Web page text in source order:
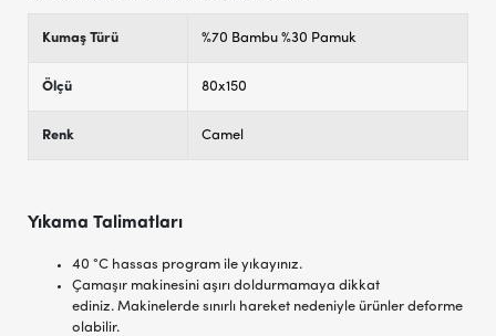
Kumaş Türü %70 Bambu %30 Pamuk
Ölçü 80x150
Renk Camel
Yıkama Talimatları
40 °C hassas program ile yıkayınız.
Çamaşır makinesini aşırı doldurmamaya dikkat
ediniz. Makinelerde sınırlı hareket nedeniyle ürünler deforme
olabilir.